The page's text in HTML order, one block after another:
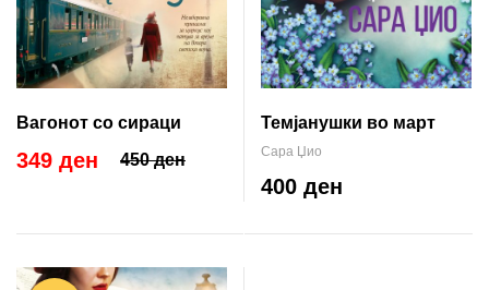
Вагонот со сираци
450 ден
349 ден
Темјанушки во март
Сара Џио
400 ден